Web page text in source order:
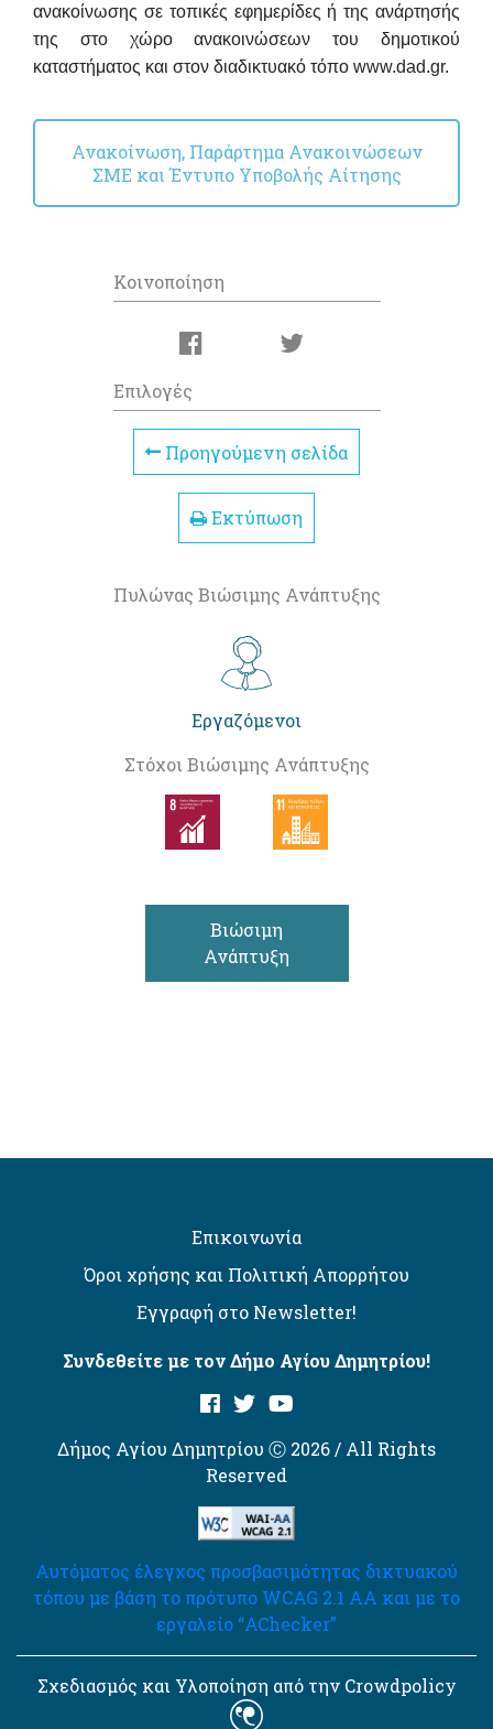
ανακοίνωσης σε τοπικές εφημερίδες ή της ανάρτησής
της στο χώρο ανακοινώσεων του δημοτικού
καταστήματος και στον διαδικτυακό τόπο www.dad.gr.
Ανακοίνωση, Παράρτημα Ανακοινώσεων
ΣΜΕ και Έντυπο Υποβολής Αίτησης
Κοινοποίηση
Επιλογές
Προηγούμενη σελίδα
Εκτύπωση
Πυλώνας Βιώσιμης Ανάπτυξης
Εργαζόμενοι
Στόχοι Βιώσιμης Ανάπτυξης
Βιώσιμη
Ανάπτυξη
Επικοινωνία
Όροι χρήσης και Πολιτική Απορρήτου
Εγγραφή στο Newsletter!
Συνδεθείτε με τον Δήμο Αγίου Δημητρίου!
Δήμος Αγίου Δημητρίου Ⓒ 2026 / All Rights
Reserved
Αυτόματος έλεγχος προσβασιμότητας δικτυακού
τόπου με βάση το πρότυπο WCAG 2.1 AA και με το
εργαλείο “AChecker”
Σχεδιασμός και Υλοποίηση από την Crowdpolicy